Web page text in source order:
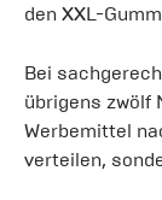
den XXL-
Bei
übrigens zwölf
Werbemittel
verteilen,